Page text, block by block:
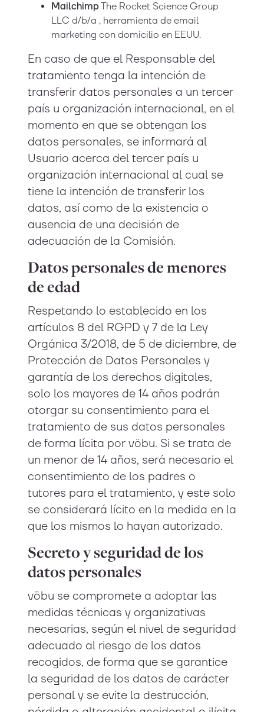
Mailchimp The Rocket Science Group
LLC d/b/a , herramienta de email
marketing con domicilio en EEUU.
En caso de que el Responsable del
tratamiento tenga la intención de
transferir datos personales a un tercer
país u organización internacional, en el
momento en que se obtengan los
datos personales, se informará al
Usuario acerca del tercer país u
organización internacional al cual se
tiene la intención de transferir los
datos, así como de la existencia o
ausencia de una decisión de
adecuación de la Comisión.
Datos personales de menores
de edad
Respetando lo establecido en los
artículos 8 del RGPD y 7 de la Ley
Orgánica 3/2018, de 5 de diciembre, de
Protección de Datos Personales y
garantía de los derechos digitales,
solo los mayores de 14 años podrán
otorgar su consentimiento para el
tratamiento de sus datos personales
de forma lícita por vöbu. Si se trata de
un menor de 14 años, será necesario el
consentimiento de los padres o
tutores para el tratamiento, y este solo
se considerará lícito en la medida en la
que los mismos lo hayan autorizado.
Secreto y seguridad de los
datos personales
vöbu se compromete a adoptar las
medidas técnicas y organizativas
necesarias, según el nivel de seguridad
adecuado al riesgo de los datos
recogidos, de forma que se garantice
la seguridad de los datos de carácter
personal y se evite la destrucción,